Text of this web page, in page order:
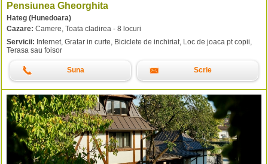
Pensiunea Gheorghita
Hateg (Hunedoara)
Cazare: Camere, Toata cladirea - 8 locuri
Servicii: Internet, Gratar in curte, Biciclete de inchiriat, Loc de joaca pt copii,
Terasa sau foisor
Suna Scrie